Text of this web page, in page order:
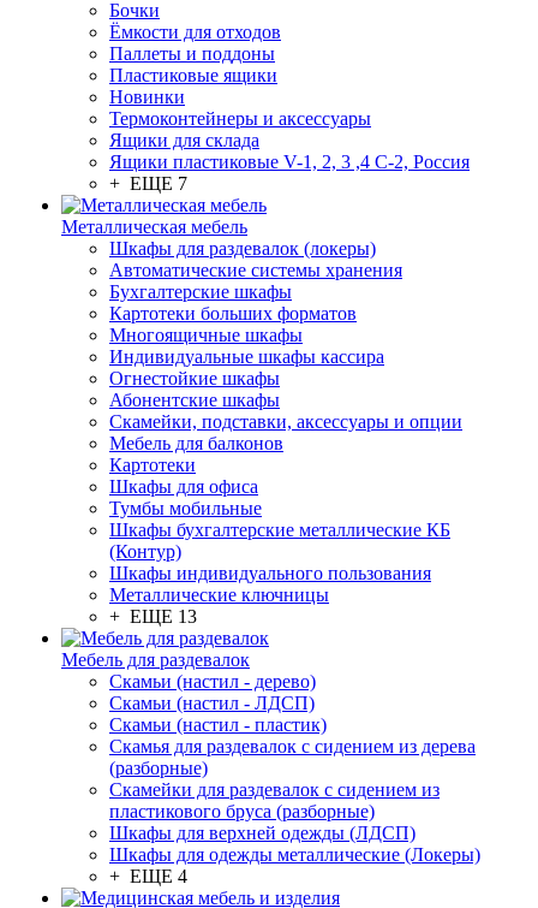
Бочки
Ёмкости для отходов
Паллеты и поддоны
Пластиковые ящики
Новинки
Термоконтейнеры и аксессуары
Ящики для склада
Ящики пластиковые V-1, 2, 3 ,4 С-2, Россия
+ ЕЩЕ 7
Металлическая мебель
Шкафы для раздевалок (локеры)
Автоматические системы хранения
Бухгалтерские шкафы
Картотеки больших форматов
Многоящичные шкафы
Индивидуальные шкафы кассира
Огнестойкие шкафы
Абонентские шкафы
Скамейки, подставки, аксессуары и опции
Мебель для балконов
Картотеки
Шкафы для офиса
Тумбы мобильные
Шкафы бухгалтерские металлические КБ
(Контур)
Шкафы индивидуального пользования
Металлические ключницы
+ ЕЩЕ 13
Мебель для раздевалок
Скамьи (настил - дерево)
Скамьи (настил - ЛДСП)
Скамьи (настил - пластик)
Скамья для раздевалок с сидением из дерева
(разборные)
Скамейки для раздевалок с сидением из
пластикового бруса (разборные)
Шкафы для верхней одежды (ЛДСП)
Шкафы для одежды металлические (Локеры)
+ ЕЩЕ 4